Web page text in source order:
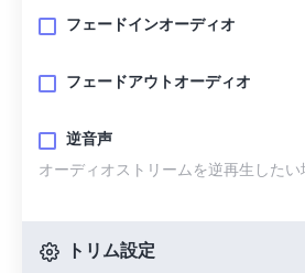
フェードインオーディオ
フェードアウトオーディオ
逆音声
オーディオストリームを逆再生した
トリム設定